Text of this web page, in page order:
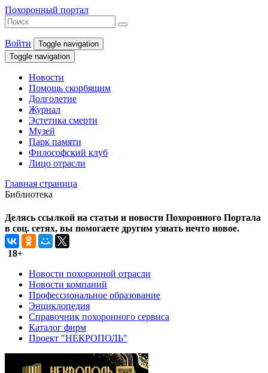
Похоронный портал
Войти
Toggle navigation
Toggle navigation
Новости
Помощь скорбящим
Долголетие
Журнал
Эстетика смерти
Музей
Парк памяти
Философский клуб
Лицо отрасли
Главная страница
Библиотека
Делясь ссылкой на статьи и новости Похоронного Портала
в соц. сетях, вы помогаете другим узнать нечто новое.
18+
Новости похоронной отрасли
Новости компаний
Профессиональное образование
Энциклопедия
Справочник похоронного сервиса
Каталог фирм
Проект "НЕКРОПОЛЬ"